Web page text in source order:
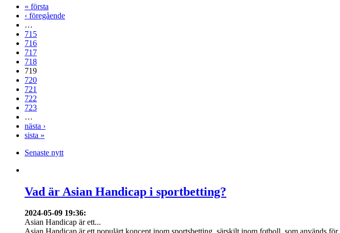
« första
‹ föregående
…
715
716
717
718
719
720
721
722
723
…
nästa ›
sista »
Senaste nytt
Vad är Asian Handicap i sportbetting?
2024-05-09 19:36:
Asian Handicap är ett...